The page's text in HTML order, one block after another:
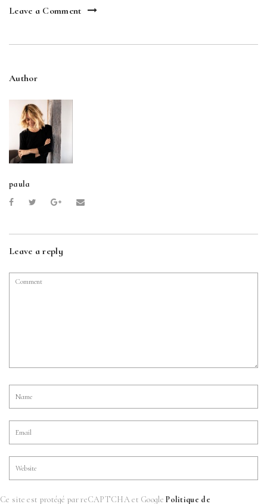
Leave a Comment
Author
paula
Leave a reply
Ce site est protégé par reCAPTCHA et GooglePolitique de